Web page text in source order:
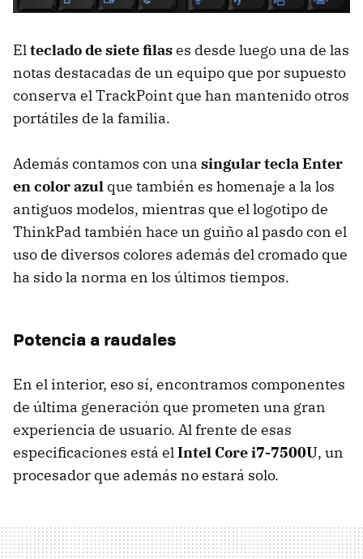
Elteclado de siete filases desde luego una de las
notas destacadas de un equipo que por supuesto
conserva el TrackPoint que han mantenido otros
portátiles de la familia.
Además contamos con una singular tecla Enter
en color azul que también es homenaje a la los
antiguos modelos, mientras que el logotipo de
ThinkPad también hace un guiño al pasdo con el
uso de diversos colores además del cromado que
ha sido la norma en los últimos tiempos.
Potencia a raudales
En el interior, eso sí, encontramos componentes
de última generación que prometen una gran
experiencia de usuario. Al frente de esas
especificaciones está elIntel Core i7-7500U, un
procesador que además no estará solo.